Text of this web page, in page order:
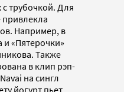
с трубочкой. Для
привлекла
Например, в
и «Пятерочки»
Также
в клип рэп-
на сингл